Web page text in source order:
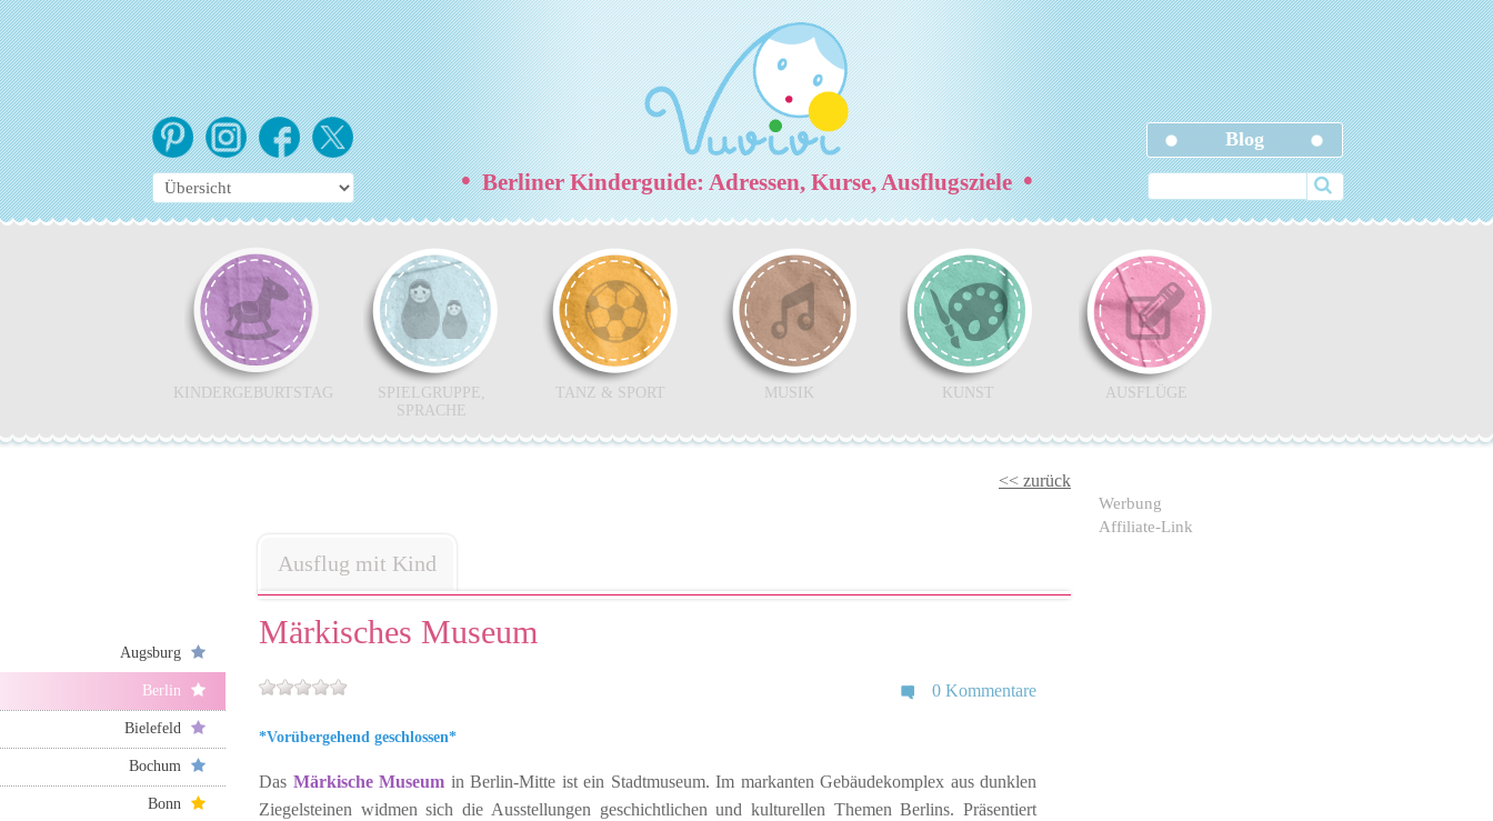
Blog
•Berliner Kinderguide: Adressen, Kurse, Ausflugsziele•
KINDERGEBURTSTAG
SPIELGRUPPE,
SPRACHE
TANZ & SPORT MUSIK KUNST AUSFLÜGE
Ausflug mit Kind
Augsburg
Berlin
Bielefeld
Bochum
Bonn
<< zurück
Märkisches Museum
0 Kommentare
*Vorübergehend geschlossen*
Das Märkische Museum in Berlin-Mitte ist ein Stadtmuseum. Im markanten Gebäudekomplex aus dunklen
Ziegelsteinen widmen sich die Ausstellungen geschichtlichen und kulturellen Themen Berlins. Präsentiert
Werbung
Affiliate-Link